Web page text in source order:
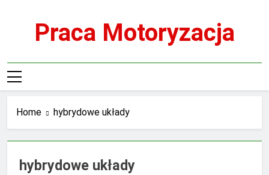
Praca Motoryzacja
Home hybrydowe układy
hybrydowe układy